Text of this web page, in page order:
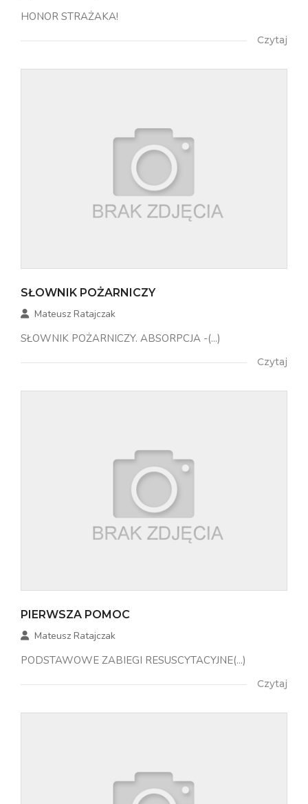
HONOR STRAŻAKA!
Czytaj
SŁOWNIK POŻARNICZY
Mateusz Ratajczak
SŁOWNIK POŻARNICZY. ABSORPCJA -(...)
Czytaj
PIERWSZA POMOC
Mateusz Ratajczak
PODSTAWOWE ZABIEGI RESUSCYTACYJNE(...)
Czytaj